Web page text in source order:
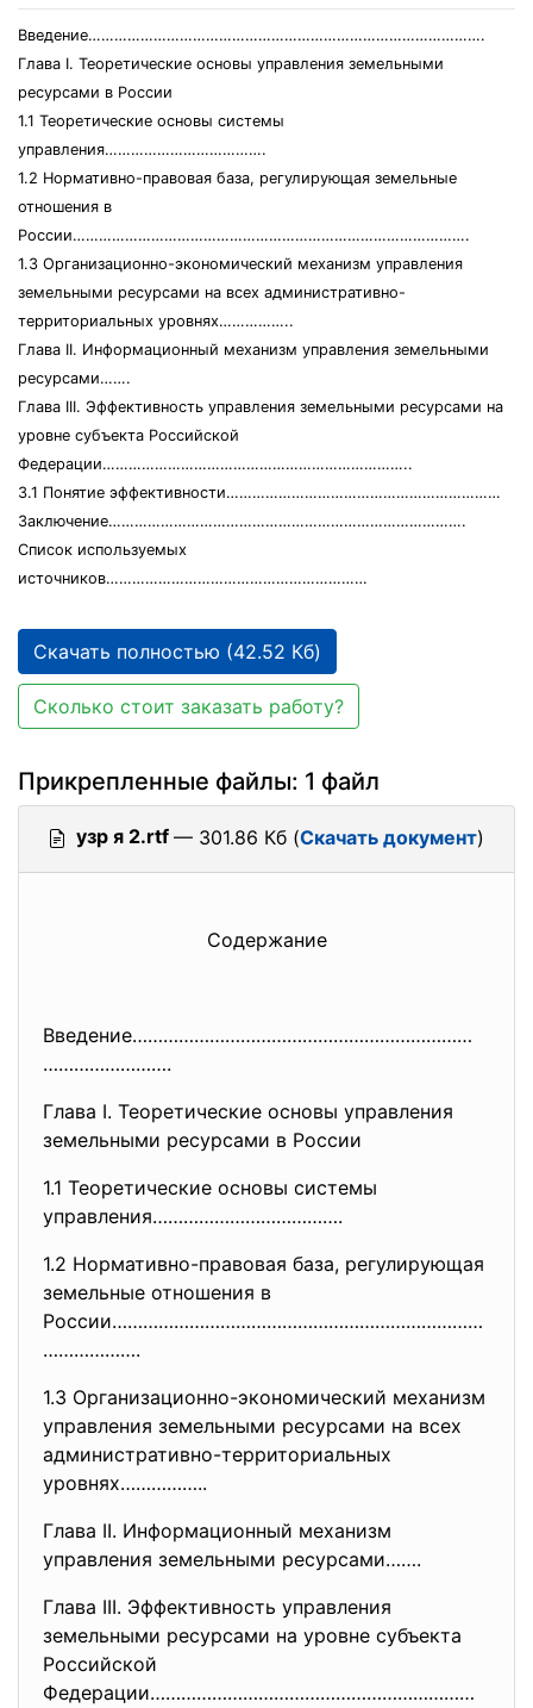
Введение……………………………………………………………………………….
Глава I. Теоретические основы управления земельными
ресурсами в России
1.1 Теоретические основы системы
управления……………………………….
1.2 Нормативно-правовая база, регулирующая земельные
отношения в
России……………………………………………………………………………….
1.3 Организационно-экономический механизм управления
земельными ресурсами на всех административно-
территориальных уровнях……………..
Глава II. Информационный механизм управления земельными
ресурсами…….
Глава III. Эффективность управления земельными ресурсами на
уровне субъекта Российской
Федерации……………………………………………………………..
3.1 Понятие эффективности………………………………………………………
Заключение……………………………………………………………………….
Список используемых
источников……………………………………………………
Скачать полностью (42.52 Кб)
Сколько стоит заказать работу?
Прикрепленные файлы: 1 файл
узр я 2.rtf — 301.86 Кб (Скачать документ)
Содержание
Введение…………………………………………………………
…………………….
Глава I. Теоретические основы управления
земельными ресурсами в России
1.1 Теоретические основы системы
управления……………………………….
1.2 Нормативно-правовая база, регулирующая
земельные отношения в
России………………………………………………………………
……………….
1.3 Организационно-экономический механизм
управления земельными ресурсами на всех
административно-территориальных
уровнях……………..
Глава II. Информационный механизм
управления земельными ресурсами…….
Глава III. Эффективность управления
земельными ресурсами на уровне субъекта
Российской
Федерации………………………………………………………